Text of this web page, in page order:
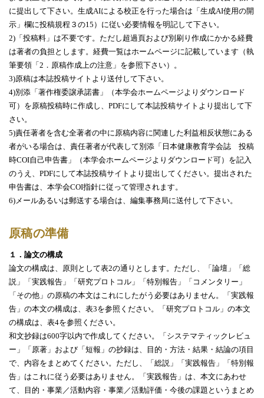
に提出して下さい。生成AIによる校正を行った場合は「生成AI使用の開
示」欄に投稿規程３の15 ）に従い必要情報を明記して下さい。
2) 「投稿料」は不要です。ただし超過頁および別刷り作成にかかる経費
は著者の負担とします。経費一覧はホームページに記載しています（執
筆要領「 2 ．原稿作成上の注意」を参照下さい）。
3)原稿は本誌投稿サイトより送付して下さい。
4)別添「著作権委譲承諾書」（本学会ホームページよりダウンロード
可）を原稿投稿時に作成し、 PDFにして本誌投稿サイトより提出して下
さい。
5)責任著者を含む全著者の中に原稿内容に関連した利益相反状態にある
者がいる場合は、責任著者が代表して別添「日本健康教育学会誌 投稿
時COI自己申告書」（本学会ホームページよりダウンロード可）を記入
のうえ、 PDFにして本誌投稿サイトより提出してください。提出された
申告書は、本学会COI指針に従って管理されます。
6)メールあるいは郵送する場合は、編集事務局に送付して下さい。
原稿の準備
１．論文の構成
論文の構成は、原則として表2の通りとします。ただし、「論壇」「総
説」「実践報告」「研究プロトコル」「特別報告」「コメンタリー」
「その他」の原稿の本文はこれにしたがう必要はありません。「実践報
告」の本文の構成は、表3を参照ください。「研究プロトコル」の本文
の構成は、表4を参照ください。
和文抄録は600字以内で作成してください。「システマティックレビュ
ー」「原著」および「短報」の抄録は、目的・方法・結果・結論の項目
で、内容をまとめてください。ただし、「総説」「実践報告」「特別報
告」はこれに従う必要はありません。「実践報告」は、本文にあわせ
て、目的・事業／活動内容・事業／活動評価・今後の課題というまとめ